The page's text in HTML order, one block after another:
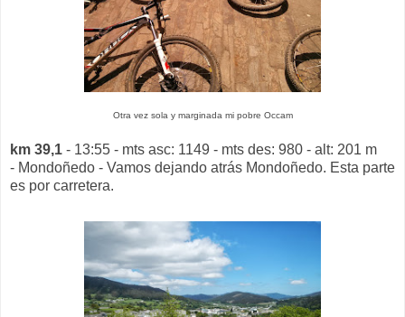
Otra vez sola y marginada mi pobre Occam
km 39,1 - 13:55 - mts asc: 1149 - mts des: 980 - alt: 201 m
- Mondoñedo - Vamos dejando atrás Mondoñedo. Esta parte
es por carretera.